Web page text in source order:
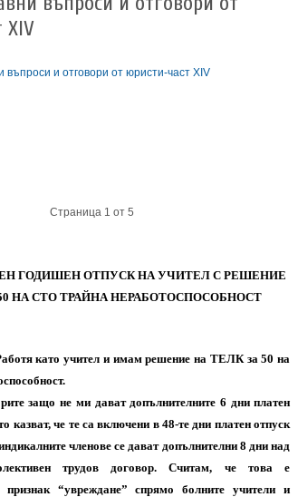
XIV
въпроси и отговори от юристи-част XIV
Страница 1 от 5
ГОДИШЕН ОТПУСК НА УЧИТЕЛ С РЕШЕНИЕ
НА СТО ТРАЙНА НЕРАБОТОСПОСОБНОСТ
като учител и имам решение на ТЕЛК за 50 на
защо не ми дават допълнителните 6 дни платен
казват, че те са включени в 48-те дни платен отпуск
членове се дават допълнителни 8 дни над
трудов договор. Считам, че това е
признак “увреждане” спрямо болните учители и